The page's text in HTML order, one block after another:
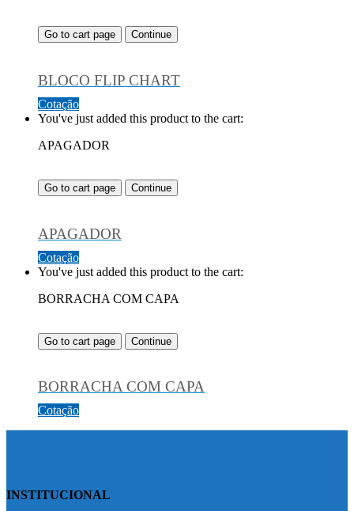
Go to cart page Continue
BLOCO FLIP CHART
Cotação
You've just added this product to the cart:
APAGADOR
Go to cart page Continue
APAGADOR
Cotação
You've just added this product to the cart:
BORRACHA COM CAPA
Go to cart page Continue
BORRACHA COM CAPA
Cotação
INSTITUCIONAL